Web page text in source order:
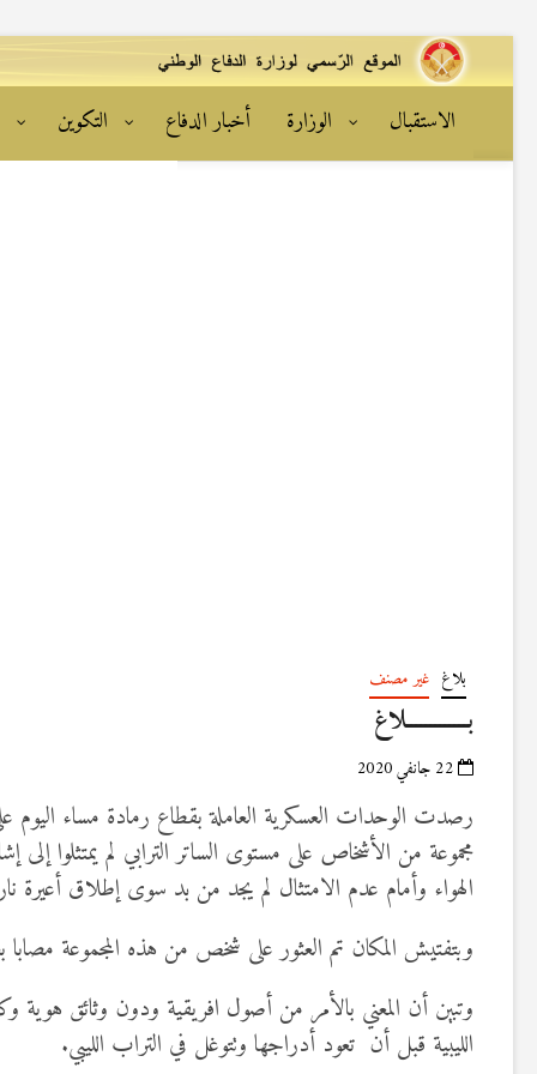
الاستقبال
الوزارة أخبار الدفاع التكوين
بلاغ غير مصنف
بـــــــــــــلاغ
22 جانفي 2020
رصدت الوحدات العسكرية العاملة بقطاع رمادة مساء اليوم
مجموعة من الأشخاص على مستوى الساتر الترابي لم يمتثلوا
الهواء وأمام عدم الامتثال لم يجد من بد سوى إطلاق أعيرة
وبتفتيش المكان تم العثور على شخص من هذه المجموعة مصابا
وتبين أن المعني بالأمر من أصول افريقية ودون وثائق هوية
الليبية قبل أن تعود أدراجها وتتوغل في التراب الليبي.